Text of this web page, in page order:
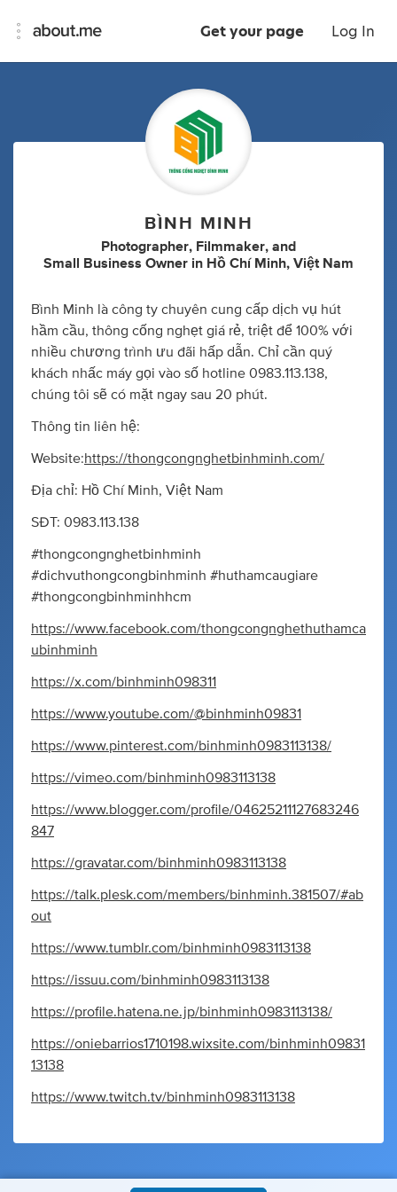
Get your page Log In
BÌNH MINH
Photographer, Filmmaker, and
Small Business Owner in Hồ Chí Minh, Việt Nam
Bình Minh là công ty chuyên cung cấp dịch vụ hút
hầm cầu, thông cống nghẹt giá rẻ, triệt để 100% với
nhiều chương trình ưu đãi hấp dẫn. Chỉ cần quý
khách nhấc máy gọi vào số hotline 0983.113.138,
chúng tôi sẽ có mặt ngay sau 20 phút.
Thông tin liên hệ:
Website:https://thongcongnghetbinhminh.com/
Địa chỉ: Hồ Chí Minh, Việt Nam
SĐT: 0983.113.138
#thongcongnghetbinhminh
#dichvuthongcongbinhminh #huthamcaugiare
#thongcongbinhminhhcm
https://www.facebook.com/thongcongnghethuthamca
ubinhminh
https://x.com/binhminh098311
https://www.youtube.com/@binhminh09831
https://www.pinterest.com/binhminh0983113138/
https://vimeo.com/binhminh0983113138
https://www.blogger.com/profile/04625211127683246
847
https://gravatar.com/binhminh0983113138
https://talk.plesk.com/members/binhminh.381507/#ab
out
https://www.tumblr.com/binhminh0983113138
https://issuu.com/binhminh0983113138
https://profile.hatena.ne.jp/binhminh0983113138/
https://oniebarrios1710198.wixsite.com/binhminh09831
13138
https://www.twitch.tv/binhminh0983113138